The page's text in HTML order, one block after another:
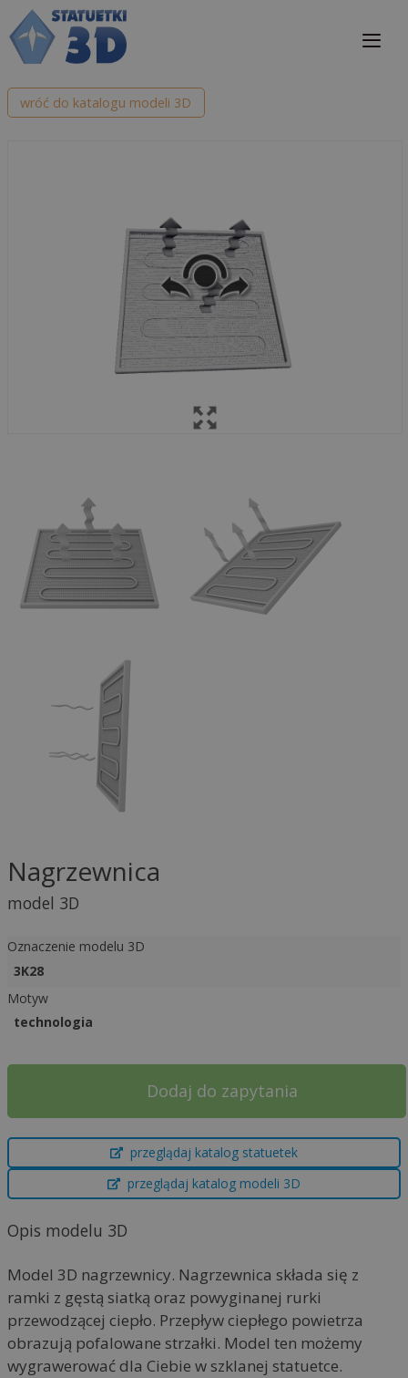
Przejdź
do
treści
wróć do katalogu modeli 3D
Nagrzewnica
model 3D
Oznaczenie modelu 3D
3K28
Motyw
technologia
Dodaj do zapytania
A
t
e
r
a
t
i
v
e
przeglądaj katalog statuetek
przeglądaj katalog modeli 3D
Opis modelu 3D
Model 3D nagrzewnicy. Nagrzewnica składa się z
ramki z gęstą siatką oraz powyginanej rurki
przewodzącej ciepło. Przepływ ciepłego powietrza
obrazują pofalowane strzałki. Model ten możemy
wygrawerować dla Ciebie w szklanej statuetce.